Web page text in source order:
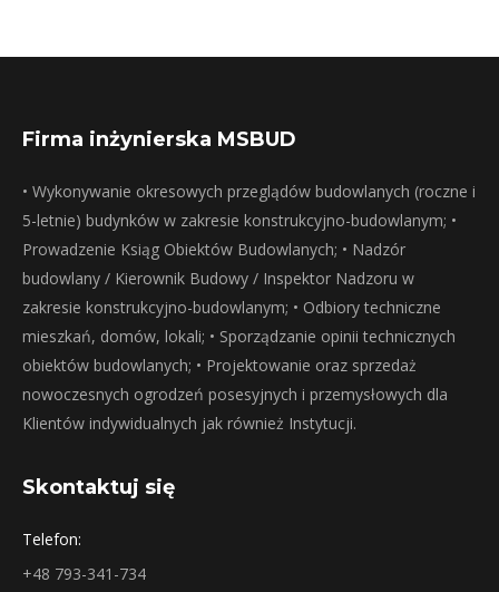
Firma inżynierska MSBUD
• Wykonywanie okresowych przeglądów budowlanych (roczne i
5-letnie) budynków w zakresie konstrukcyjno-budowlanym; •
Prowadzenie Ksiąg Obiektów Budowlanych; • Nadzór
budowlany / Kierownik Budowy / Inspektor Nadzoru w
zakresie konstrukcyjno-budowlanym; • Odbiory techniczne
mieszkań, domów, lokali; • Sporządzanie opinii technicznych
obiektów budowlanych; • Projektowanie oraz sprzedaż
nowoczesnych ogrodzeń posesyjnych i przemysłowych dla
Klientów indywidualnych jak również Instytucji.
Skontaktuj się
Telefon:
+48 793-341-734